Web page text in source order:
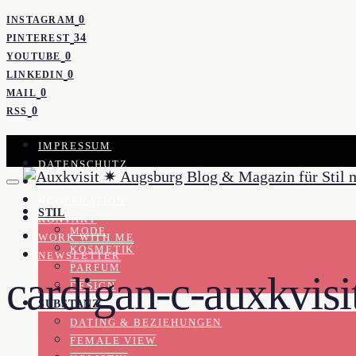
INSTAGRAM 0
PINTEREST 34
YOUTUBE 0
LINKEDIN 0
MAIL 0
RSS 0
IMPRESSUM
DATENSCHUTZ
PRESSE
KONTAKT
WORK WITH ME
NEWSLETTER
STIL
MODE
KOSMETIK
PARFUM
DESIGN
SUBSTANZ
DATING & BEZIEHUNGEN
FEMALE VIEW
cardigan-c-